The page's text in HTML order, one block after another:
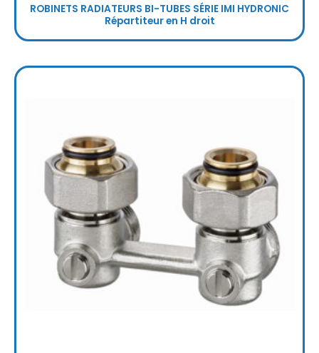
ROBINETS RADIATEURS BI-TUBES SÉRIE IMI HYDRONIC
Répartiteur en H droit